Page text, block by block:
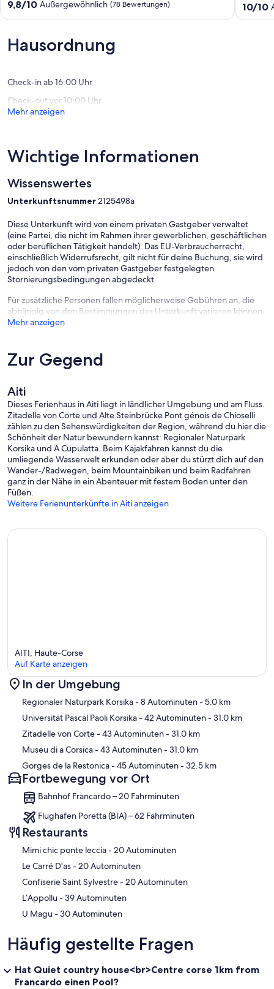
Möglichkeit
4)
9.8
Außergewöhnlich,
(78
9,8/10 Außergewöhnlich (78 Bewertungen)
the
heart
10.0
von
10/10
Hausordnung
Check-in ab 16:00 Uhr
Check-out vor 10:00 Uhr
Mehr anzeigen
Wichtige Informationen
Wissenswertes
Unterkunftsnummer2125498a
Diese Unterkunft wird von einem privaten Gastgeber verwaltet
(eine Partei, die nicht im Rahmen ihrer gewerblichen, geschäftlichen
oder beruflichen Tätigkeit handelt). Das EU-Verbraucherrecht,
einschließlich Widerrufsrecht, gilt nicht für deine Buchung, sie wird
jedoch von den vom privaten Gastgeber festgelegten
Stornierungsbedingungen abgedeckt.
Für zusätzliche Personen fallen möglicherweise Gebühren an, die
abhängig von den Bestimmungen der Unterkunft variieren können.
Mehr anzeigen
Zur Gegend
Aiti
Dieses Ferienhaus in Aiti liegt in ländlicher Umgebung und am Fluss.
Zitadelle von Corte und Alte Steinbrücke Pont génois de Chioselli
zählen zu den Sehenswürdigkeiten der Region, während du hier die
Schönheit der Natur bewundern kannst: Regionaler Naturpark
Korsika und A Cupulatta. Beim Kajakfahren kannst du die
umliegende Wasserwelt erkunden oder aber du stürzt dich auf den
Wander-/Radwegen, beim Mountainbiken und beim Radfahren
ganz in der Nähe in ein Abenteuer mit festem Boden unter den
Füßen.
Weitere Ferienunterkünfte in Aiti anzeigen
Karte
AITI, Haute-Corse
Auf Karte anzeigen
In der Umgebung
Regionaler Naturpark Korsika- 8 Autominuten- 5.0 km
Universität Pascal Paoli Korsika- 42 Autominuten- 31.0 km
Zitadelle von Corte- 43 Autominuten- 31.0 km
Museu di a Corsica- 43 Autominuten- 31.0 km
Gorges de la Restonica- 45 Autominuten- 32.5 km
Fortbewegung vor Ort
Bahnhof Francardo – 20 Fahrminuten
Flughafen Poretta (BIA) – 62 Fahrminuten
Restaurants
‪Mimi chic ponte leccia - ‬20 Autominuten
‪Le Carré D'as - ‬20 Autominuten
‪Confiserie Saint Sylvestre - ‬20 Autominuten
‪L’Appollu - ‬39 Autominuten
‪U Magu - ‬30 Autominuten
Häufig gestellte Fragen
Hat Quiet country house<br>Centre corse 1km from
Francardo einen Pool?